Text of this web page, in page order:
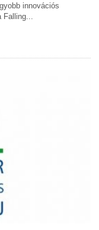
innovációs